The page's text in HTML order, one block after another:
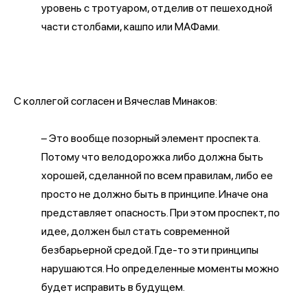
уровень с тротуаром, отделив от пешеходной
части столбами, кашпо или МАФами.
С коллегой согласен и Вячеслав Минаков:
– Это вообще позорный элемент проспекта.
Потому что велодорожка либо должна быть
хорошей, сделанной по всем правилам, либо ее
просто не должно быть в принципе. Иначе она
представляет опасность. При этом проспект, по
идее, должен был стать современной
безбарьерной средой. Где-то эти принципы
нарушаются. Но определенные моменты можно
будет исправить в будущем.